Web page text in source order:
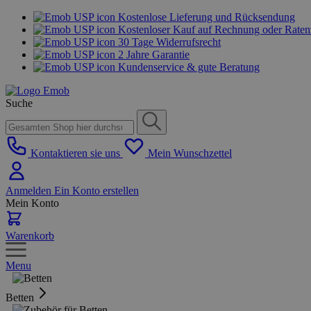
Kostenlose Lieferung und Rücksendung
Kostenloser Kauf auf Rechnung oder
30 Tage Widerrufsrecht
2 Jahre Garantie
Kundenservice & gute Beratung
Suche
Kontaktieren sie uns Mein Wunschzettel
Anmelden Ein Konto erstellen
Mein Konto
Warenkorb
Menu
Betten